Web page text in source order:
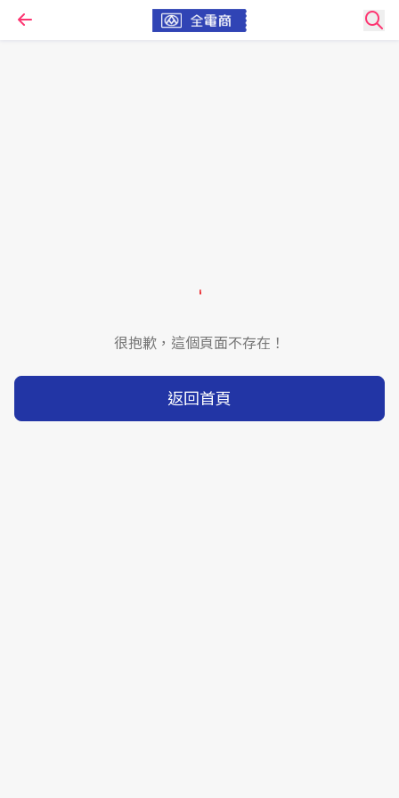
很抱歉，這個頁面不存在！
返回首頁